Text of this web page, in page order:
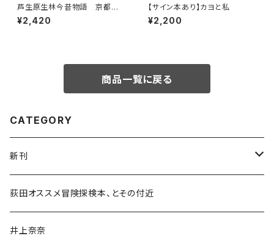
芦生原生林今昔物語 京都大
学芦生演習林から研究林へ
¥2,420
【サイン本あり】カヨと私
¥2,200
商品一覧に戻る
CATEGORY
新刊
和書
文学・小説・物語
荻田オススメ冒険探検本、とその付近
井上奈奈